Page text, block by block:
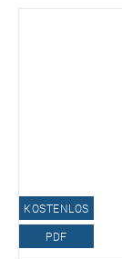
KOSTENLOS
PDF